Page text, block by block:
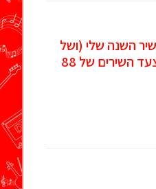
השנה שלי (ושל
עוד 87 אנשים) – במצעד השירים של 88